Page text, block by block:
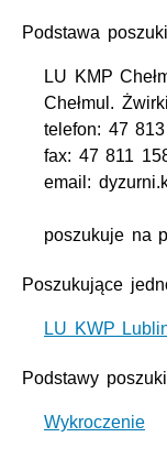
Podstawa
LU KMP
Chełmul.
telefon: 47
fax: 47 811
email:
poszukuje na
Poszukujące
LU KWP
Podstawy
Wykroczenie